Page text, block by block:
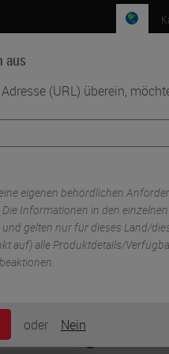
aus
(URL) überein,
eigenen behördlichen
Informationen in den
gelten nur für dieses Land/
auf) alle Produktdetails/
oder Nein
Kontakt
Land